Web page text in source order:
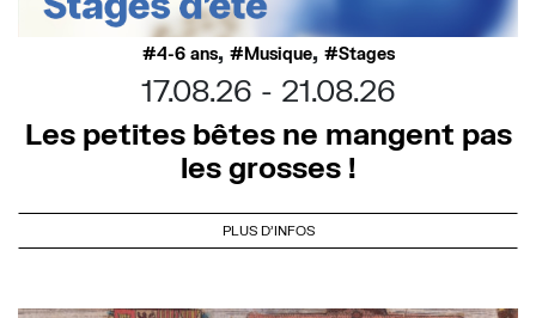
4-6 ans, Musique, Stages
17.08.26
21.08.26
Les petites bêtes ne mangent pas
les grosses !
PLUS D'INFOS